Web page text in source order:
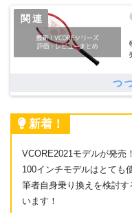
新着！
VCORE2021モデルが発売！
100インチモデルはとても
筆者自身乗り換えを検討
います！